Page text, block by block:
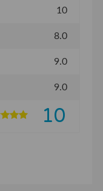
10
8.0
9.0
9.0
10